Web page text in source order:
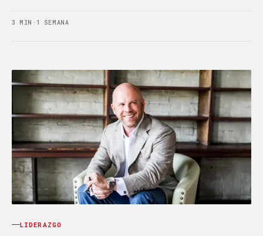
3 MIN · 1 SEMANA
LIDERAZGO